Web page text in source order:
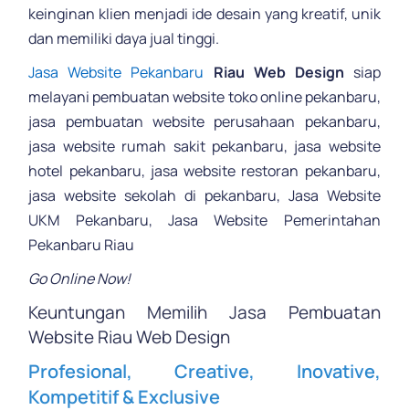
keinginan klien menjadi ide desain yang kreatif, unik
dan memiliki daya jual tinggi.
Jasa Website Pekanbaru Riau Web Design siap
melayani pembuatan website toko online pekanbaru,
jasa pembuatan website perusahaan pekanbaru,
jasa website rumah sakit pekanbaru, jasa website
hotel pekanbaru, jasa website restoran pekanbaru,
jasa website sekolah di pekanbaru, Jasa Website
UKM Pekanbaru, Jasa Website Pemerintahan
Pekanbaru Riau
Go Online Now!
Keuntungan Memilih Jasa Pembuatan
Website Riau Web Design
Profesional, Creative, Inovative,
Kompetitif & Exclusive